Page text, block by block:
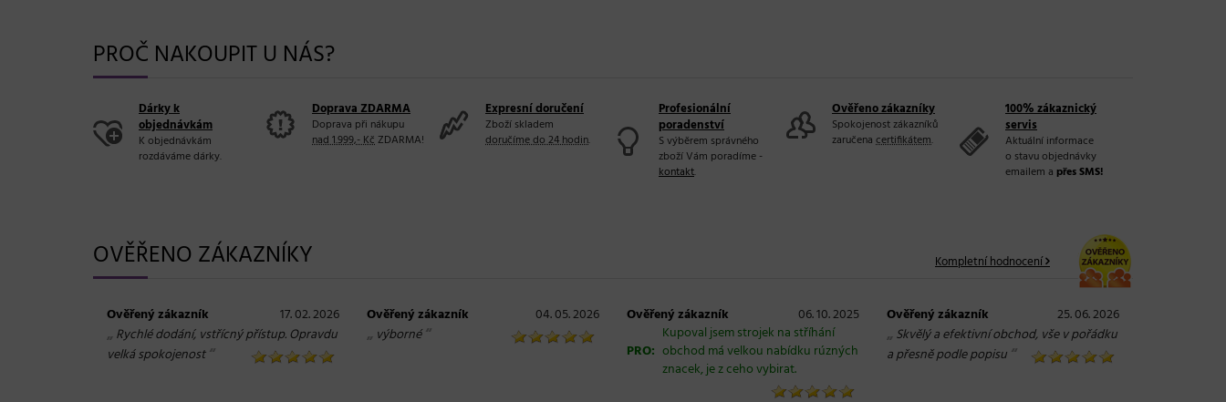
PROČ NAKOUPIT U NÁS?
Dárky k
objednávkám
K objednávkám
rozdáváme dárky.
Doprava ZDARMA
Doprava při nákupu
nad 1.999,- KčZDARMA!
Expresní doručení
Zboží skladem
doručíme do 24 hodin.
Profesionální
poradenství
S výběrem správného
zboží Vám poradíme -
kontakt.
Ověřeno zákazníky
Spokojenost zákazníků
zaručena certifikátem.
100% zákaznický
servis
Aktuální informace
o stavu objednávky
emailem a přes SMS!
OVĚŘENO ZÁKAZNÍKY Kompletní hodnocení
Ověřený zákazník 17. 02. 2026
„ Rychlé dodání, vstřícný přístup. Opravdu
velká spokojenost“
Ověřený zákazník 04. 05. 2026
„ výborné“
Ověřený zákazník
06. 10. 2025
PRO:
Kupoval jsem strojek na stříhání
obchod má velkou nabídku rúzných
znacek, je z ceho vybirat.
Ověřený zákazník 25. 06. 2026
„ Skvělý a efektivní obchod, vše v pořádku
a přesně podle popisu “